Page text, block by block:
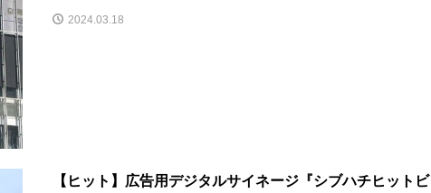
2024.03.18
【ヒット】広告用デジタルサイネージ『シブハチヒットビ